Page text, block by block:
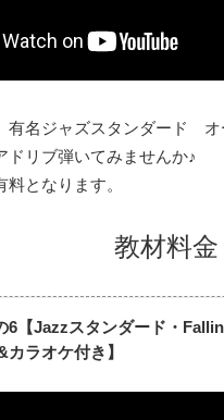
有名ジャズスタンダード オ
ドリブ弾いてみませんか♪
となります。
教材料金
6【Jazzスタンダード・
ラオケ付き】